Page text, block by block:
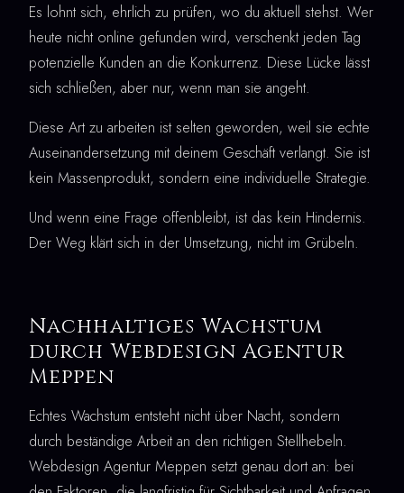
Es lohnt sich, ehrlich zu prüfen, wo du aktuell stehst. Wer
heute nicht online gefunden wird, verschenkt jeden Tag
potenzielle Kunden an die Konkurrenz. Diese Lücke lässt
sich schließen, aber nur, wenn man sie angeht.
Diese Art zu arbeiten ist selten geworden, weil sie echte
Auseinandersetzung mit deinem Geschäft verlangt. Sie ist
kein Massenprodukt, sondern eine individuelle Strategie.
Und wenn eine Frage offenbleibt, ist das kein Hindernis.
Der Weg klärt sich in der Umsetzung, nicht im Grübeln.
Nachhaltiges Wachstum
durch Webdesign Agentur
Meppen
Echtes Wachstum entsteht nicht über Nacht, sondern
durch beständige Arbeit an den richtigen Stellhebeln.
Webdesign Agentur Meppen setzt genau dort an: bei